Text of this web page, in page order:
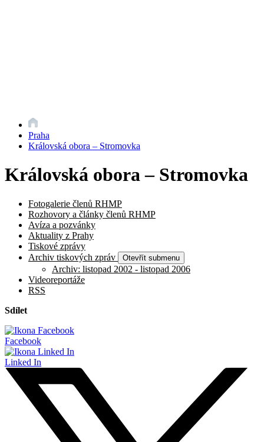
Praha
Královská obora – Stromovka
Královská obora – Stromovka
Fotogalerie členů RHMP
Rozhovory a články členů RHMP
Avíza a pozvánky
Aktuality z Prahy
Tiskové zprávy
Archiv tiskových zpráv
Otevřít submenu
Archiv: listopad 2002 - listopad 2006
Videoreportáže
RSS
Sdílet
Facebook
Linked In